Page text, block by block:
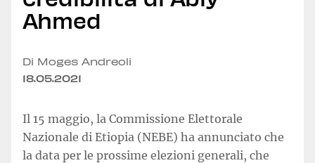
Ahmed
Di Moges Andreoli
18.05.2021
Il 15 maggio, la Commissione Elettorale
Nazionale di Etiopia (NEBE) ha annunciato che
la data per le prossime elezioni generali, che